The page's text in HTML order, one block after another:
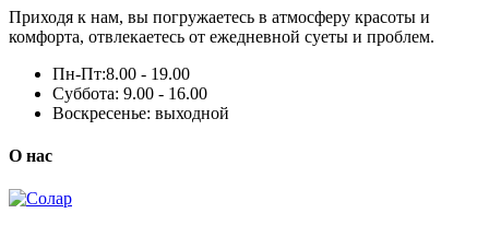
Приходя к нам, вы погружаетесь в атмосферу красоты и
комфорта, отвлекаетесь от ежедневной суеты и проблем.
Пн-Пт:8.00 - 19.00
Суббота: 9.00 - 16.00
Воскресенье: выходной
О нас